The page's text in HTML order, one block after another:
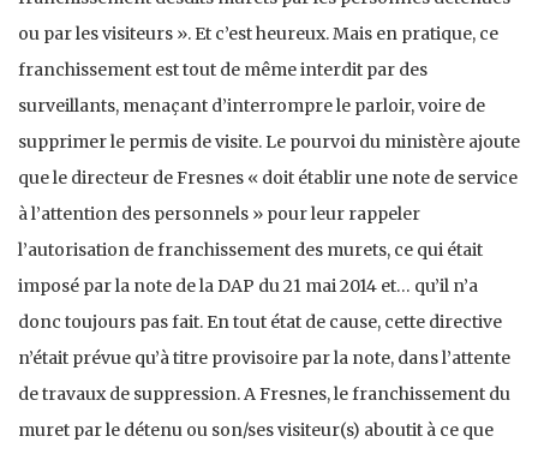
ou par les visiteurs ». Et c’est heureux. Mais en pratique, ce
franchissement est tout de même interdit par des
surveillants, menaçant d’interrompre le parloir, voire de
supprimer le permis de visite. Le pourvoi du ministère ajoute
que le directeur de Fresnes « doit établir une note de service
à l’attention des personnels » pour leur rappeler
l’autorisation de franchissement des murets, ce qui était
imposé par la note de la DAP du 21 mai 2014 et… qu’il n’a
donc toujours pas fait. En tout état de cause, cette directive
n’était prévue qu’à titre provisoire par la note, dans l’attente
de travaux de suppression. A Fresnes, le franchissement du
muret par le détenu ou son/ses visiteur(s) aboutit à ce que